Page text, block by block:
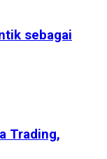
sebagai
Trading,